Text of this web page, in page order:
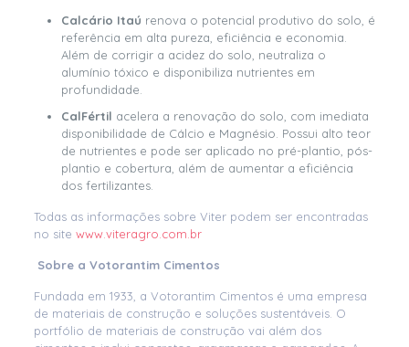
Calcário Itaú renova o potencial produtivo do solo, é
referência em alta pureza, eficiência e economia.
Além de corrigir a acidez do solo, neutraliza o
alumínio tóxico e disponibiliza nutrientes em
profundidade.
CalFértil acelera a renovação do solo, com imediata
disponibilidade de Cálcio e Magnésio. Possui alto teor
de nutrientes e pode ser aplicado no pré-plantio, pós-
plantio e cobertura, além de aumentar a eficiência
dos fertilizantes.
Todas as informações sobre Viter podem ser encontradas
no site www.viteragro.com.br
Sobre a Votorantim Cimentos
Fundada em 1933, a Votorantim Cimentos é uma empresa
de materiais de construção e soluções sustentáveis. O
portfólio de materiais de construção vai além dos